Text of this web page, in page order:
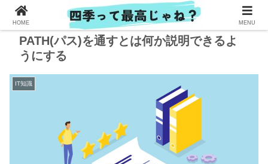
PATH(パス)を通すとは何か説明できるよ
うにする
IT知識
HOME MENU